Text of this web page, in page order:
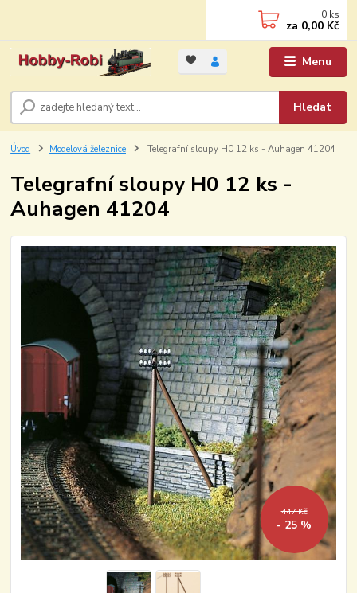
Menu
Hledat
0 ks
za 0,00 Kč
Úvod Modelová železnice Telegrafní sloupy H0 12 ks - Auhagen 41204
Telegrafní sloupy H0 12 ks -
Auhagen 41204
447 Kč
- 25 %